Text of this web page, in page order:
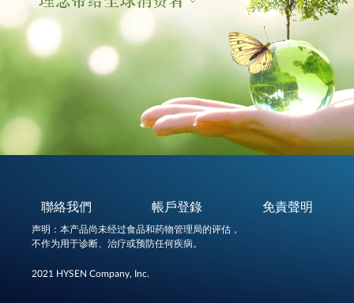
聯絡我們 帳戶登錄 免責聲明
声明：本产品尚未经过食品和药物管理局的评估，
不作为用于诊断、治疗或预防任何疾病。
2021 HYSEN Company, Inc.